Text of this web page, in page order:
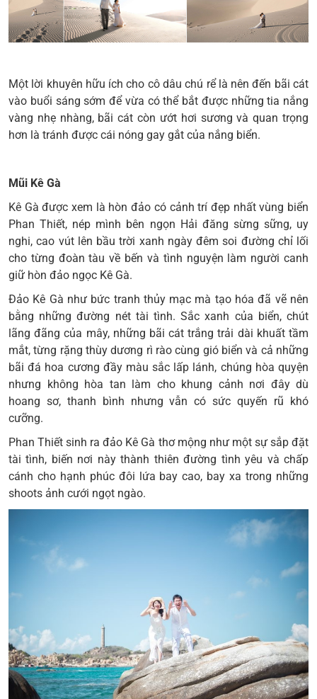
Một lời khuyên hữu ích cho cô dâu chú rể là nên đến bãi cát
vào buổi sáng sớm để vừa có thể bắt được những tia nắng
vàng nhẹ nhàng, bãi cát còn ướt hơi sương và quan trọng
hơn là tránh được cái nóng gay gắt của nắng biển.
Mũi Kê Gà
Kê Gà được xem là hòn đảo có cảnh trí đẹp nhất vùng biển
Phan Thiết, nép mình bên ngọn Hải đăng sừng sững, uy
nghi, cao vút lên bầu trời xanh ngày đêm soi đường chỉ lối
cho từng đoàn tàu về bến và tình nguyện làm người canh
giữ hòn đảo ngọc Kê Gà.
Đảo Kê Gà như bức tranh thủy mạc mà tạo hóa đã vẽ nên
bằng những đường nét tài tình. Sắc xanh của biển, chút
lãng đãng của mây, những bãi cát trắng trải dài khuất tầm
mắt, từng rặng thùy dương rì rào cùng gió biển và cả những
bãi đá hoa cương đầy màu sắc lấp lánh, chúng hòa quyện
nhưng không hòa tan làm cho khung cảnh nơi đây dù
hoang sơ, thanh bình nhưng vẫn có sức quyến rũ khó
cưỡng.
Phan Thiết sinh ra đảo Kê Gà thơ mộng như một sự sắp đặt
tài tình, biến nơi này thành thiên đường tình yêu và chấp
cánh cho hạnh phúc đôi lứa bay cao, bay xa trong những
shoots ảnh cưới ngọt ngào.